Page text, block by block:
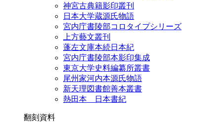
神宮古典籍影印叢刊
日本大学蔵源氏物語
宮内庁書陵部コロタイプシリーズ
上方藝文叢刊
蓬左文庫本続日本紀
宮内庁書陵部本影印集成
東京大学史料編纂所叢書
尾州家河内本源氏物語
新天理図書館善本叢書
熱田本 日本書紀
翻刻資料